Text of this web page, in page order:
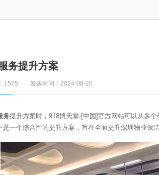
务提升方案
1575 发表时间：2024-08-20
务提升方案时，918博天堂·[中国]官方网站可以
一个综合性的提升方案，旨在全面提升深圳物业保